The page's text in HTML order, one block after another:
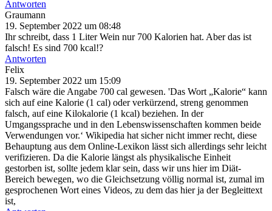
Antworten
Graumann
19. September 2022 um 08:48
Ihr schreibt, dass 1 Liter Wein nur 700 Kalorien hat. Aber das ist
falsch! Es sind 700 kcal!?
Antworten
Felix
19. September 2022 um 15:09
Falsch wäre die Angabe 700 cal gewesen. 'Das Wort „Kalorie“ kann
sich auf eine Kalorie (1 cal) oder verkürzend, streng genommen
falsch, auf eine Kilokalorie (1 kcal) beziehen. In der
Umgangssprache und in den Lebenswissenschaften kommen beide
Verwendungen vor.‘ Wikipedia hat sicher nicht immer recht, diese
Behauptung aus dem Online-Lexikon lässt sich allerdings sehr leicht
verifizieren. Da die Kalorie längst als physikalische Einheit
gestorben ist, sollte jedem klar sein, dass wir uns hier im Diät-
Bereich bewegen, wo die Gleichsetzung völlig normal ist, zumal im
gesprochenen Wort eines Videos, zu dem das hier ja der Begleittext
ist,